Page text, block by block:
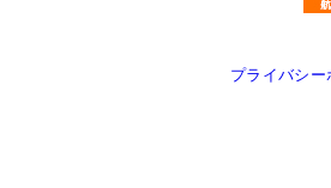
プライバシー